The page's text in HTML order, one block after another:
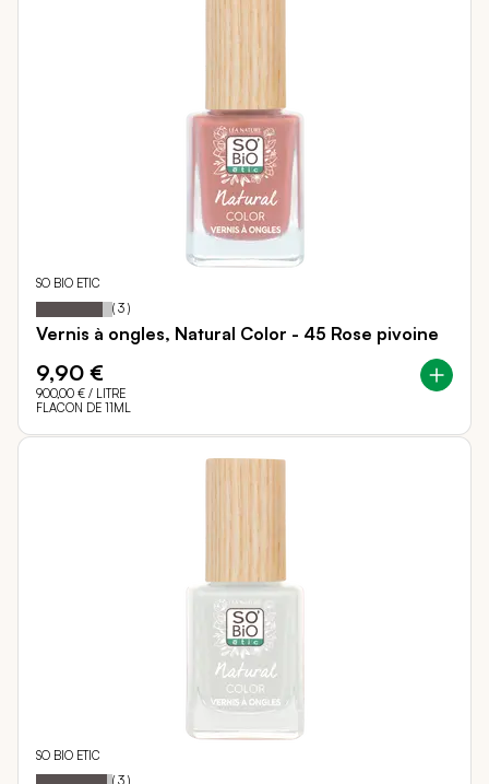
SO BIO ETIC
Notation: 87
% of
( 3 )
Vernis à ongles, Natural Color - 45 Rose pivoine
9,90 €
900,00 € / LITRE
FLACON DE 11ML
SO BIO ETIC
Notation: 93
% of
( 3 )